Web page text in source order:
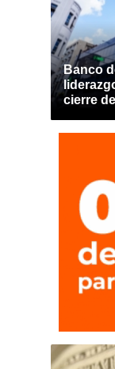
Banco
cierre